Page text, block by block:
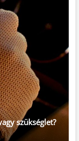
szükséglet?